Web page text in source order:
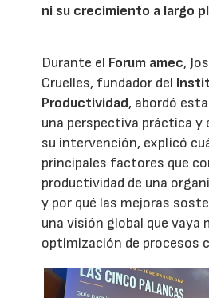
ni su crecimiento a largo
Durante el Forum amec,
Cruelles, fundador del
Productividad, abordó
una perspectiva práctica y
su intervención, explicó
principales factores que
productividad de una
y por qué las mejoras
una visión global que vaya
optimización de procesos